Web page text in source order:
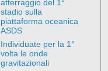
atterraggio del 1°
stadio sulla
piattaforma oceanica
ASDS
Individuate per la 1°
volta le onde
gravitazionali